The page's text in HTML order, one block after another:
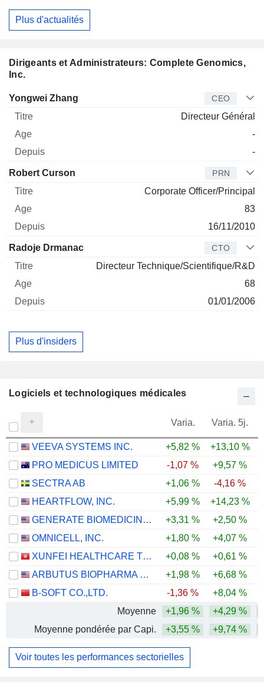
Plus d'actualités
Dirigeants et Administrateurs: Complete Genomics,
Inc.
Dirigeant Titre Age
Yongwei Zhang CEO
Directeur Général
-
-
Robert Curson PRN
Corporate Officer/Principal
83
16/11/2010
Radoje Drmanac CTO
Directeur Technique/Scientifique/R&D
68
01/01/2006
Plus d'insiders
Logiciels et technologiques médicales
Varia. Varia. 5j.
VEEVA SYSTEMS INC. +5,82 % +13,10 %
PRO MEDICUS LIMITED
-1,07 % +9,57 %
SECTRA AB
+1,06 % -4,16 %
HEARTFLOW, INC.
+5,99 %
+14,23 %
GENERATE BIOMEDICINES, INC.
+3,31 %
+2,50 %
OMNICELL, INC.
+1,80 % +4,07 %
XUNFEI HEALTHCARE TECHNOLOGY CO., LTD.
+0,08 % +0,61 %
ARBUTUS BIOPHARMA CORPORATION
+1,98 % +6,68 %
B-SOFT CO.,LTD.
-1,36 % +8,04 %
Moyenne
+1,96 % +4,29 %
Moyenne pondérée par Capi.
+3,55 % +9,74 %
Voir toutes les performances sectorielles